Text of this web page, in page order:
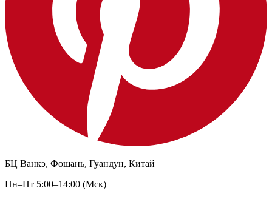
БЦ Ванкэ, Фошань, Гуандун, Китай
Пн–Пт 5:00–14:00 (Мск)